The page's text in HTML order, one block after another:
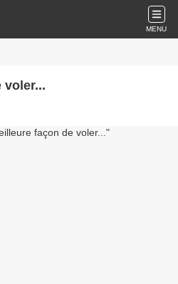
MENU
voler...